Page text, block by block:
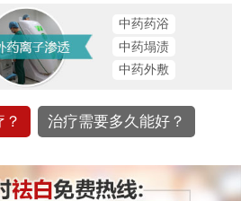
中药药浴
中药塌渍
中药外敷
治疗需要多久能好？